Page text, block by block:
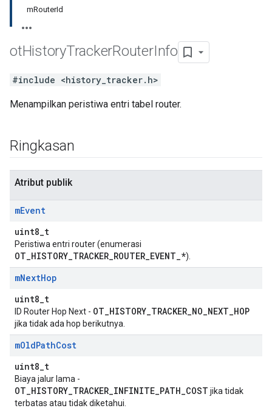
mRouterId
otHistoryTrackerRouterInfo
#include <history_tracker.h>
Menampilkan peristiwa entri tabel router.
Ringkasan
Atribut publik
mEvent
uint8_t
Peristiwa entri router (enumerasi
OT_HISTORY_TRACKER_ROUTER_EVENT_*).
mNextHop
uint8_t
ID Router Hop Next - OT_HISTORY_TRACKER_NO_NEXT_HOP
jika tidak ada hop berikutnya.
mOldPathCost
uint8_t
Biaya jalur lama -
OT_HISTORY_TRACKER_INFINITE_PATH_COST jika tidak
terbatas atau tidak diketahui.